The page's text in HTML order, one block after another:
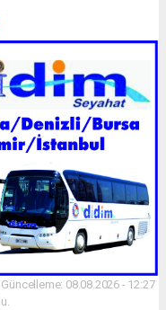
08.08.2026 - 12:27